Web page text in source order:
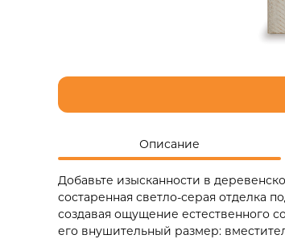
Описание
Добавьте изысканности в
состаренная светло-серая отделка
создавая ощущение естественного
его внушительный размер: